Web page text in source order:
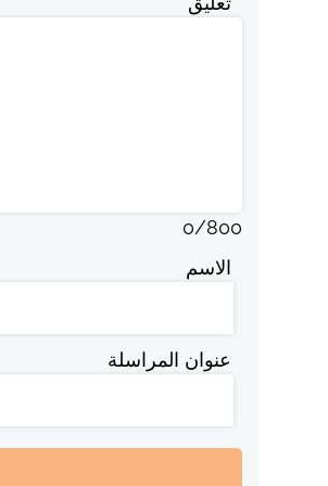
0/800
الاسم
عنوان المراسلة